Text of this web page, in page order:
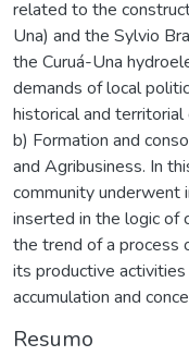
related to the
Una) and the Sylvio
the Curuá-Una
demands of local
historical and
b) Formation and
and Agribusiness. In
community underwent
inserted in the logic of
the trend of a process
its productive
accumulation and
Resumo